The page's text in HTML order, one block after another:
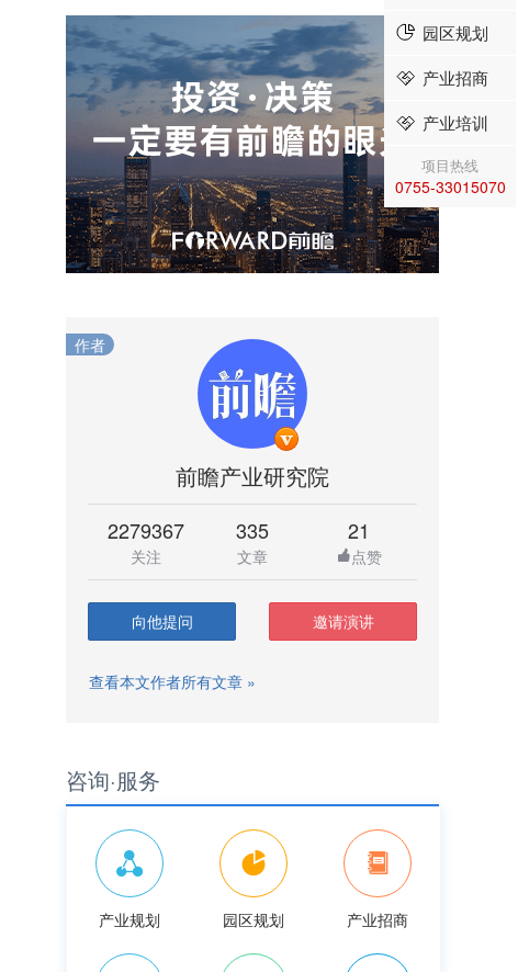
作者
前瞻产业研究院
2279367
关注
335
文章
21
点赞
向他提问 邀请演讲
查看本文作者所有文章 »
咨询·服务
产业规划 园区规划 产业招商
园区规划
产业招商
产业培训
项目热线
0755-33015070